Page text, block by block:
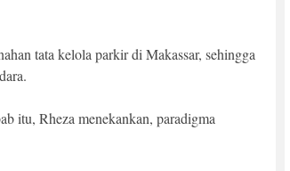
tata kelola parkir di Makassar, sehingga
itu, Rheza menekankan, paradigma